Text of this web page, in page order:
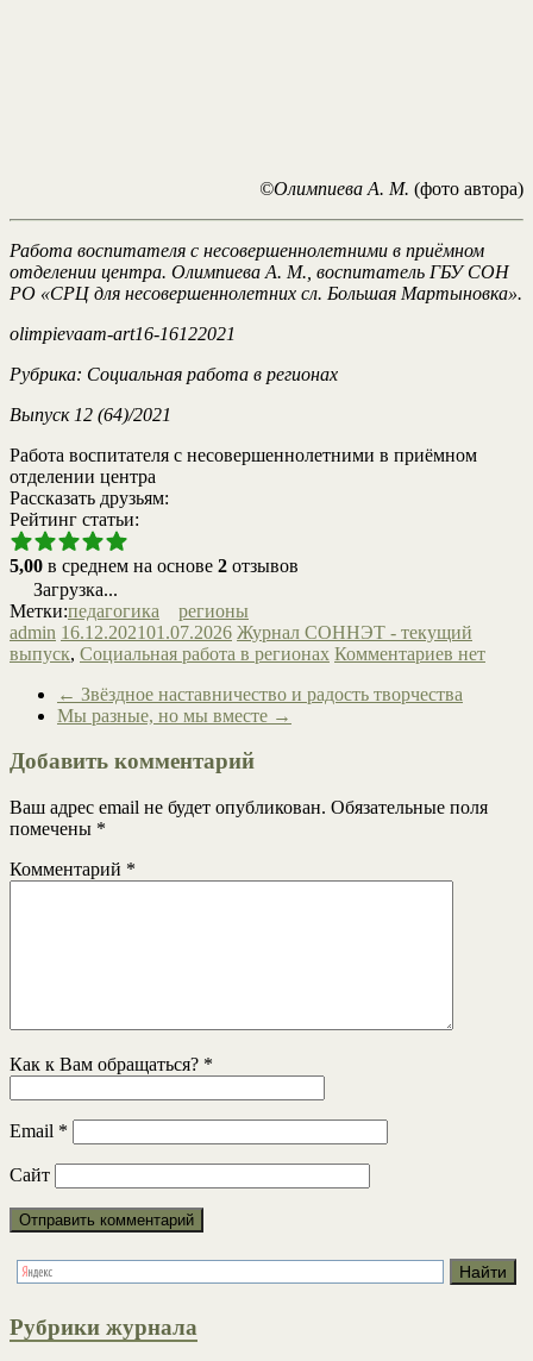
©Олимпиева А. М. (фото автора)
Работа воспитателя с несовершеннолетними в приёмном
отделении центра. Олимпиева А. М., воспитатель ГБУ СОН
РО «СРЦ для несовершеннолетних сл. Большая Мартыновка».
olimpievaam-art16-16122021
Рубрика: Социальная работа в регионах
Выпуск 12 (64)/2021
Работа воспитателя с несовершеннолетними в приёмном
отделении центра
Рассказать друзьям:
Рейтинг статьи:
5,00 в среднем на основе 2 отзывов
Загрузка...
Метки:педагогика
регионы
admin 16.12.202101.07.2026 Журнал СОННЭТ - текущий
выпуск, Социальная работа в регионах Комментариев нет
← Звёздное наставничество и радость творчества
Мы разные, но мы вместе →
Добавить комментарий
Ваш адрес email не будет опубликован. Обязательные поля
помечены *
Комментарий *
Как к Вам обращаться? *
Email *
Сайт
Рубрики журнала